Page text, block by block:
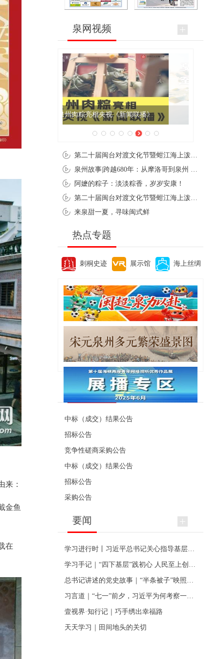
来：
金鱼
在
泉网视频
夏至暑至，寻味泉州
阿嬷的粽子：淡淡粽香，岁岁安康！
来泉甜一夏，寻味闽式鲜
热点专题
刺桐史迹 展示馆 海上丝绸
便民资讯
中标（成交）结果公告
招标公告
竞争性磋商采购公告
中标（成交）结果公告
招标公告
采购公告
要闻
壹视界·知行记｜巧手绣出幸福路
天天学习｜田间地头的关切